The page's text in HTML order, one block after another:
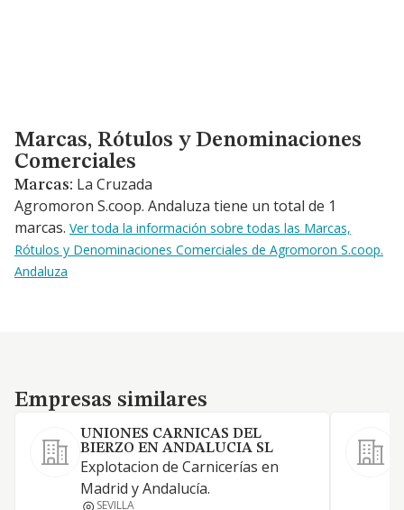
Marcas, Rótulos y Denominaciones Comerciales
Marcas, Rótulos y Denominaciones
Comerciales
Marcas: La Cruzada
Agromoron S.coop. Andaluza tiene un total de 1
marcas. Ver toda la información sobre todas las Marcas,
Rótulos y Denominaciones Comerciales de Agromoron S.coop.
Andaluza
Empresas similares
Empresas similares
UNIONES CARNICAS DEL
BIERZO EN ANDALUCIA SL
Explotacion de Carnicerías en
Madrid y Andalucía.
SEVILLA